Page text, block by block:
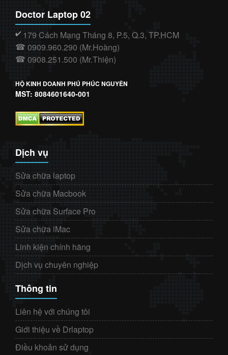
Doctor Laptop 02
✔️ 179 Cách Mạng Tháng 8, P.5, Q.3, TP.HCM
☎ 0909.960.290 (Mr.Hoàng)
☎ 0908.251.500 (Mr.Thiện)
HỘ KINH DOANH PHÚ PHÚC NGUYÊN
MST: 8084601640-001
Dịch vụ
Sửa chữa laptop
Sửa chữa Macbook
Sửa chữa Surface Pro
Sửa chữa iMac
Linh kiện chính hãng
Dịch vụ chuyên nghiệp
Thông tin
Liên hệ với chúng tôi
Giới thiệu về Drlaptop
Điều khoản sử dụng